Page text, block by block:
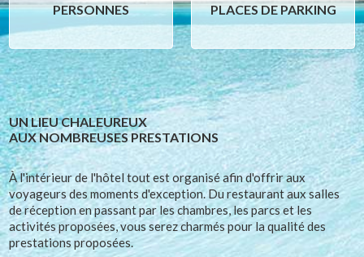
PERSONNES PLACES DE PARKING
UN LIEU CHALEUREUX
AUX NOMBREUSES PRESTATIONS
À l'intérieur de l'hôtel tout est organisé afin d'offrir aux
voyageurs des moments d'exception. Du restaurant aux salles
de réception en passant par les chambres, les parcs et les
activités proposées, vous serez charmés pour la qualité des
prestations proposées.